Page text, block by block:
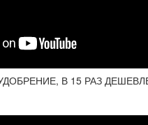
В 15 РАЗ